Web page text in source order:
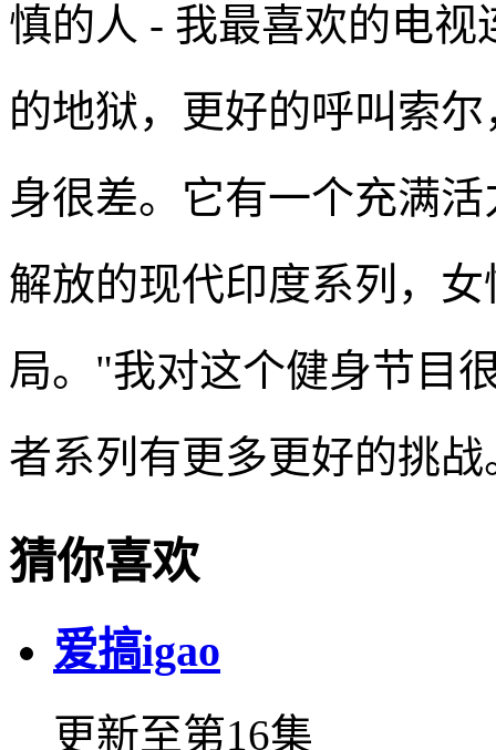
慎的人 - 我最喜欢的电
的地狱，更好的呼叫索
身很差。它有一个充满
解放的现代印度系列，
局。"我对这个健身节目
者系列有更多更好的挑战
猜你喜欢
爱搞igao
更新至第16集